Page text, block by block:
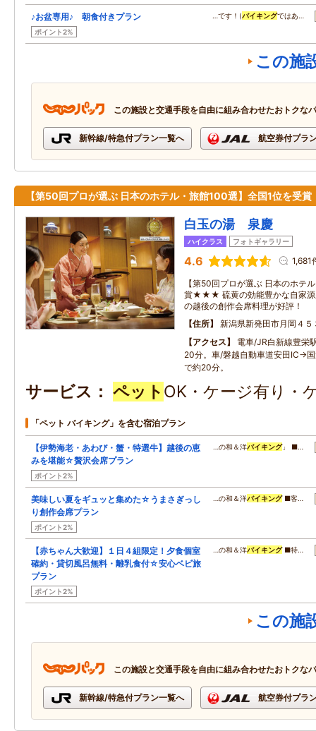
♪お盆専用♪ 朝食付きプラン
ポイント2%
…です！(バイキングではあ…
この施
この施設と交通手段を自由に組み合わせたおトクな
新幹線/特急付プラン一覧へ 航空券付プラ
【第50回プロが選ぶ 日本のホテル・旅館100選】全国1位を受賞
白玉の湯 泉慶
ハイクラス フォトギャラリー
4.6 1,681
【第50回プロが選ぶ 日本のホテ
賞★★★ 硫黄の効能豊かな自家源
の越後の創作会席料理が好評！
住所
新潟県新発田市月岡４５
アクセス
電車/JR白新線豊栄
20分。車/磐越自動車道安田IC→
で約20分。
サービス ペット OK・ケージ有り・
「ペット バイキング」を含む宿泊プラン
【伊勢海老・あわび・蟹・特選牛】越後の恵
みを堪能☆贅沢会席プラン
ポイント2%
…の和＆洋バイキング」 ■…
美味しい夏をギュッと集めた☆うまさぎっし
り創作会席プラン
ポイント2%
…の和＆洋バイキング■客…
【赤ちゃん大歓迎】１日４組限定！夕食個室
確約・貸切風呂無料・離乳食付☆安心ベビ旅
プラン
ポイント2%
…の和＆洋バイキング■特…
この施
この施設と交通手段を自由に組み合わせたおトクな
新幹線/特急付プラン一覧へ 航空券付プラ